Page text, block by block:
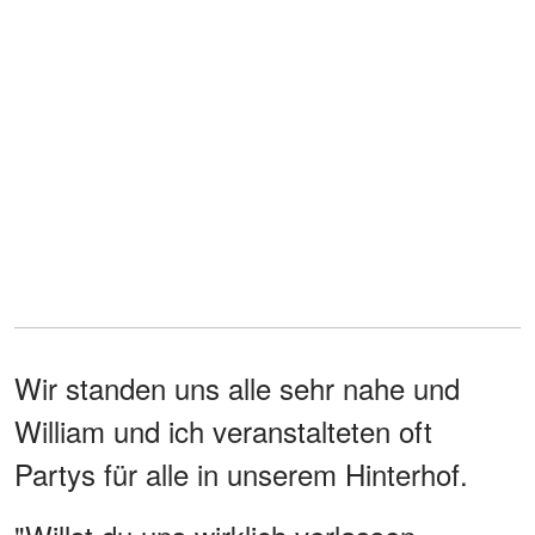
Wir standen uns alle sehr nahe und
William und ich veranstalteten oft
Partys für alle in unserem Hinterhof.